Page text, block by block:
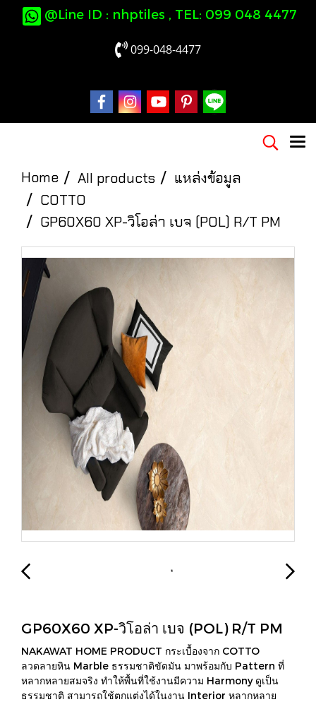
@Line ID : nhptiles , TEL: 099 048 4477
099-048-4477
Home All products
แหล่งข้อมูล
COTTO
GP60X60 XP-วิโอล่า เบจ (POL) R/T PM
GP60X60 XP-วิโอล่า เบจ (POL) R/T PM
NAKAWAT HOME PRODUCT กระเบื้องจาก COTTO
ลวดลายหิน Marble ธรรมชาติขัดมัน มาพร้อมกับ Pattern ที่
หลากหลายสมจริง ทำให้พื้นที่ใช้งานมีความ Harmony ดูเป็น
ธรรมชาติ สามารถใช้ตกแต่งได้ในงาน Interior หลากหลาย